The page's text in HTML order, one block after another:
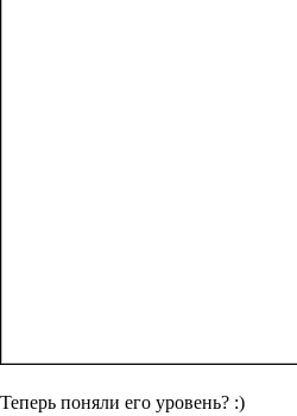
Теперь поняли его уровень? :)